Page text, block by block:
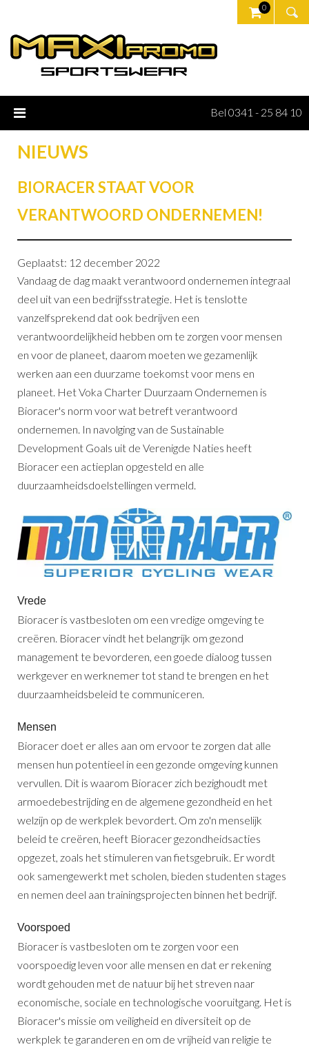
0
Bel 0341 - 25 84 10
NIEUWS
BIORACER STAAT VOOR
VERANTWOORD ONDERNEMEN!
Geplaatst: 12 december 2022
Vandaag de dag maakt verantwoord ondernemen integraal
deel uit van een bedrijfsstrategie. Het is tenslotte
vanzelfsprekend dat ook bedrijven een
verantwoordelijkheid hebben om te zorgen voor mensen
en voor de planeet, daarom moeten we gezamenlijk
werken aan een duurzame toekomst voor mens en
planeet. Het Voka Charter Duurzaam Ondernemen is
Bioracer's norm voor wat betreft verantwoord
ondernemen. In navolging van de Sustainable
Development Goals uit de Verenigde Naties heeft
Bioracer een actieplan opgesteld en alle
duurzaamheidsdoelstellingen vermeld.
Vrede
Bioracer is vastbesloten om een vredige omgeving te
creëren. Bioracer vindt het belangrijk om gezond
management te bevorderen, een goede dialoog tussen
werkgever en werknemer tot stand te brengen en het
duurzaamheidsbeleid te communiceren.
Mensen
Bioracer doet er alles aan om ervoor te zorgen dat alle
mensen hun potentieel in een gezonde omgeving kunnen
vervullen. Dit is waarom Bioracer zich bezighoudt met
armoedebestrijding en de algemene gezondheid en het
welzijn op de werkplek bevordert. Om zo'n menselijk
beleid te creëren, heeft Bioracer gezondheidsacties
opgezet, zoals het stimuleren van fietsgebruik. Er wordt
ook samengewerkt met scholen, bieden studenten stages
en nemen deel aan trainingsprojecten binnen het bedrijf.
Voorspoed
Bioracer is vastbesloten om te zorgen voor een
voorspoedig leven voor alle mensen en dat er rekening
wordt gehouden met de natuur bij het streven naar
economische, sociale en technologische vooruitgang. Het is
Bioracer's missie om veiligheid en diversiteit op de
werkplek te garanderen en om de vrijheid van religie te